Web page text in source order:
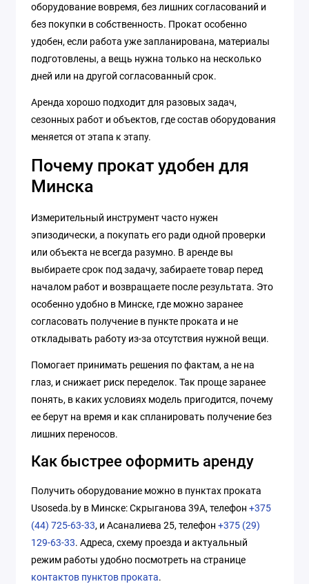
оборудование вовремя, без лишних согласований и
без покупки в собственность. Прокат особенно
удобен, если работа уже запланирована, материалы
подготовлены, а вещь нужна только на несколько
дней или на другой согласованный срок.
Аренда хорошо подходит для разовых задач,
сезонных работ и объектов, где состав оборудования
меняется от этапа к этапу.
Почему прокат удобен для
Минска
Измерительный инструмент часто нужен
эпизодически, а покупать его ради одной проверки
или объекта не всегда разумно. В аренде вы
выбираете срок под задачу, забираете товар перед
началом работ и возвращаете после результата. Это
особенно удобно в Минске, где можно заранее
согласовать получение в пункте проката и не
откладывать работу из-за отсутствия нужной вещи.
Помогает принимать решения по фактам, а не на
глаз, и снижает риск переделок. Так проще заранее
понять, в каких условиях модель пригодится, почему
ее берут на время и как спланировать получение без
лишних переносов.
Как быстрее оформить аренду
Получить оборудование можно в пунктах проката
Usoseda.by в Минске: Скрыганова 39А, телефон +375
(44) 725-63-33, и Асаналиева 25, телефон +375 (29)
129-63-33. Адреса, схему проезда и актуальный
режим работы удобно посмотреть на странице
контактов пунктов проката.